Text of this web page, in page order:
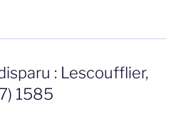
: Lescoufflier,
1585